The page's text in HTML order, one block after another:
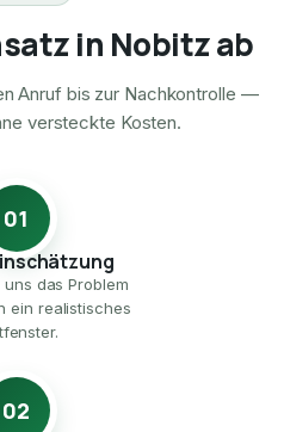
in Nobitz ab
Anruf bis zur Nachkontrolle —
versteckte Kosten.
01
das Problem
ein realistisches
02